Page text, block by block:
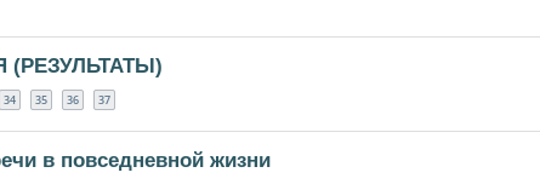
(РЕЗУЛЬТАТЫ)
34 35 36 37
в повседневной жизни